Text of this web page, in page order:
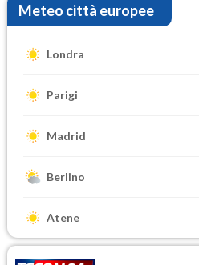
Meteo città europee
Londra
Parigi
Madrid
Berlino
Atene